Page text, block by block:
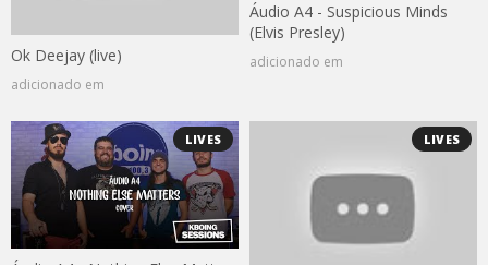
Ok Deejay (live)
adicionado em
Áudio A4 - Suspicious Minds
(Elvis Presley)
adicionado em
LIVES LIVES